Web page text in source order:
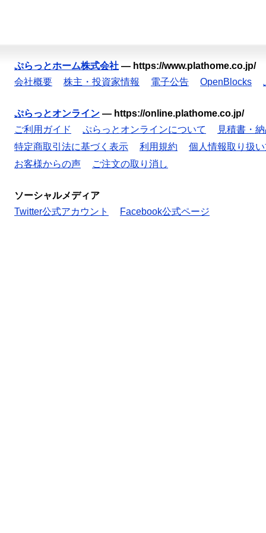
ぷらっとホーム株式会社 — https://www.plathome.co.jp/
会社概要
株主・投資家情報 電子公告 OpenBlocks
ぷらっとオンライン — https://online.plathome.co.jp/
ご利用ガイド
ぷらっとオンラインについて 見積書・
特定商取引法に基づく表示
利用規約 個人情報取り扱
お客様からの声
ご注文の取り消し
ソーシャルメディア
Twitter公式アカウント
Facebook公式ページ